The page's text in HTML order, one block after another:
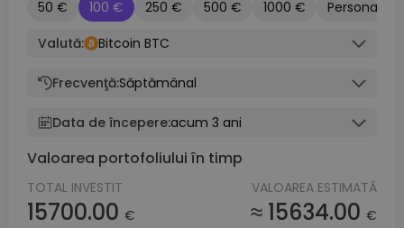
50 €
100 € 250 € 500 € 1000 €
Personalizat
Valută:
Bitcoin BTC
Frecvenţă:Săptămânal
Data de începere:acum 3 ani
Valoarea portofoliului în timp
TOTAL INVESTIT
15700.00 €
VALOAREA ESTIMATĂ
≈ 15634.00 €